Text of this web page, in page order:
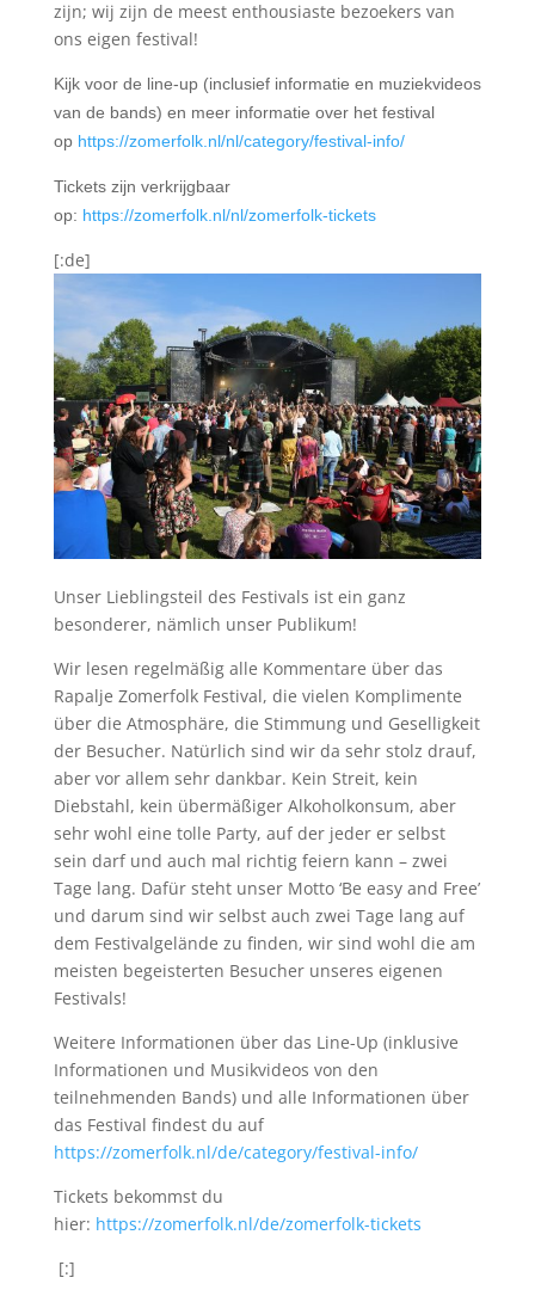
zijn; wij zijn de meest enthousiaste bezoekers van
ons eigen festival!
Kijk voor de line-up (inclusief informatie en muziekvideos
van de bands) en meer informatie over het festival
op https://zomerfolk.nl/nl/category/festival-info/
Tickets zijn verkrijgbaar
op: https://zomerfolk.nl/nl/zomerfolk-tickets
[:de]
Unser Lieblingsteil des Festivals ist ein ganz
besonderer, nämlich unser Publikum!
Wir lesen regelmäßig alle Kommentare über das
Rapalje Zomerfolk Festival, die vielen Komplimente
über die Atmosphäre, die Stimmung und Geselligkeit
der Besucher. Natürlich sind wir da sehr stolz drauf,
aber vor allem sehr dankbar. Kein Streit, kein
Diebstahl, kein übermäßiger Alkoholkonsum, aber
sehr wohl eine tolle Party, auf der jeder er selbst
sein darf und auch mal richtig feiern kann – zwei
Tage lang. Dafür steht unser Motto ‘Be easy and Free’
und darum sind wir selbst auch zwei Tage lang auf
dem Festivalgelände zu finden, wir sind wohl die am
meisten begeisterten Besucher unseres eigenen
Festivals!
Weitere Informationen über das Line-Up (inklusive
Informationen und Musikvideos von den
teilnehmenden Bands) und alle Informationen über
das Festival findest du auf
https://zomerfolk.nl/de/category/festival-info/
Tickets bekommst du
hier: https://zomerfolk.nl/de/zomerfolk-tickets
[:]